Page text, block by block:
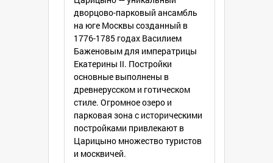
дворцово-парковый ансамбль
на юге Москвы созданный в
1776-1785 годах Василием
Баженовым для императрицы
Екатерины II. Постройки
основные выполнены в
древнерусском и готическом
стиле. Огромное озеро и
парковая зона с историческими
постройками привлекают в
Царицыно множество туристов
и москвичей.